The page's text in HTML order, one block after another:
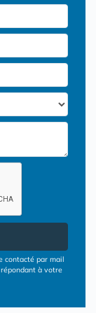
contacté par mail
à votre